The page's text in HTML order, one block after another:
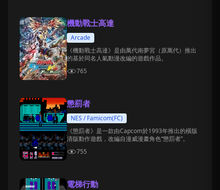
機動戰士高達
Arcade
《機動戰士高達》是由萬代南夢宮（原萬代）推出
的基於同名人氣動漫改編的遊戲作品。
765
懲罰者
NES / Famicom(FC)
《懲罰者》是一款由Capcom於1993年推出的橫版
清版動作遊戲，改編自漫威漫畫角色“懲罰者”。
755
電梯行動